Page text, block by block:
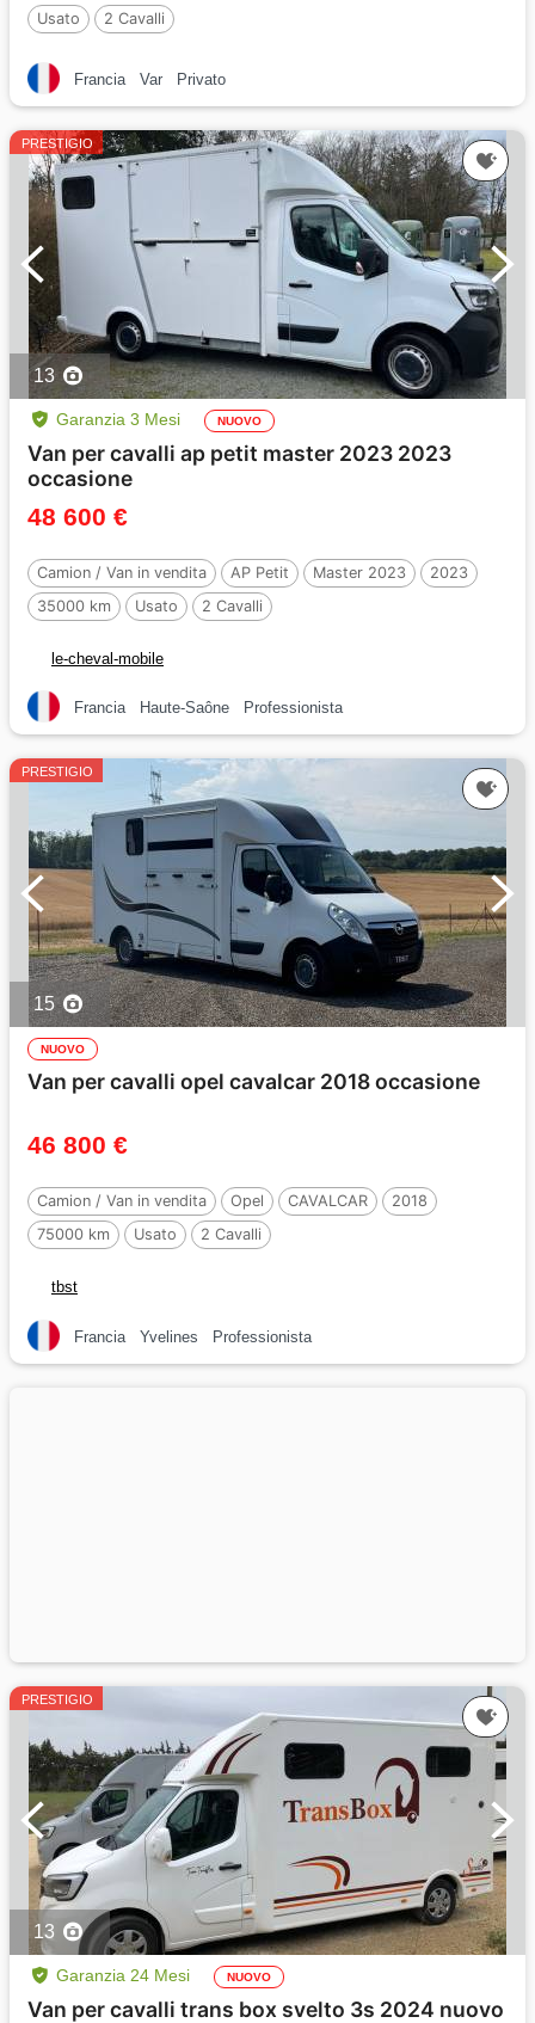
Usato 2 Cavalli
Francia Var Privato
PRESTIGIO
13
Garanzia 3 Mesi NUOVO
Van per cavalli ap petit master 2023 2023
occasione
48 600 €
Camion / Van in vendita AP Petit Master 2023
2023
35000 km
Usato 2 Cavalli
le-cheval-mobile
Francia Haute-Saône Professionista
PRESTIGIO
15
NUOVO
Van per cavalli opel cavalcar 2018 occasione
46 800 €
Camion / Van in vendita Opel CAVALCAR
2018
75000 km
Usato 2 Cavalli
tbst
Francia Yvelines Professionista
PRESTIGIO
13
Garanzia 24 Mesi NUOVO
Van per cavalli trans box svelto 3s 2024 nuovo